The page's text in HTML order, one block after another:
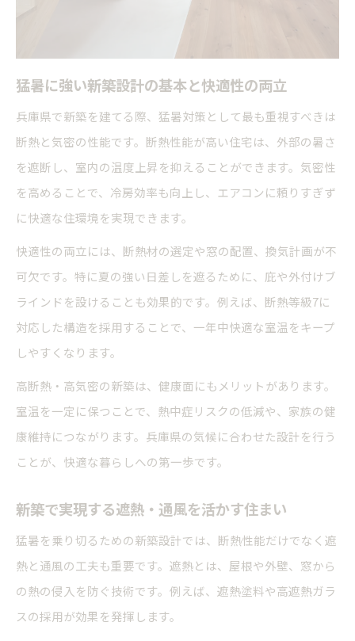
猛暑に強い新築設計の基本と快適性の両立
兵庫県で新築を建てる際、猛暑対策として最も重視すべきは
断熱と気密の性能です。断熱性能が高い住宅は、外部の暑さ
を遮断し、室内の温度上昇を抑えることができます。気密性
を高めることで、冷房効率も向上し、エアコンに頼りすぎず
に快適な住環境を実現できます。
快適性の両立には、断熱材の選定や窓の配置、換気計画が不
可欠です。特に夏の強い日差しを遮るために、庇や外付けブ
ラインドを設けることも効果的です。例えば、断熱等級7に
対応した構造を採用することで、一年中快適な室温をキープ
しやすくなります。
高断熱・高気密の新築は、健康面にもメリットがあります。
室温を一定に保つことで、熱中症リスクの低減や、家族の健
康維持につながります。兵庫県の気候に合わせた設計を行う
ことが、快適な暮らしへの第一歩です。
新築で実現する遮熱・通風を活かす住まい
猛暑を乗り切るための新築設計では、断熱性能だけでなく遮
熱と通風の工夫も重要です。遮熱とは、屋根や外壁、窓から
の熱の侵入を防ぐ技術です。例えば、遮熱塗料や高遮熱ガラ
スの採用が効果を発揮します。